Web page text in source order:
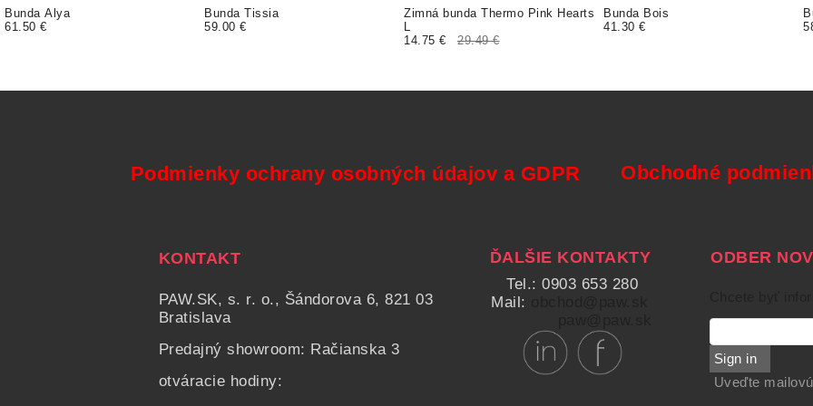
Bunda Alya
61.50 €
Bunda Tissia
59.00 €
Zimná bunda Thermo Pink Hearts
14.75 € 29.49 €
Bunda Bois
41.30 €
Podmienky ochrany osobných údajov a GDPR Obchodné
KONTAKT
PAW.SK, s. r. o., Šándorova 6, 821 03
Bratislava
Predajný showroom: Račianska 3
otváracie hodiny:
ĎALŠIE KONTAKTY
Tel.: 0903 653 280
Mail:
ODBER
Sign in
Uveďte